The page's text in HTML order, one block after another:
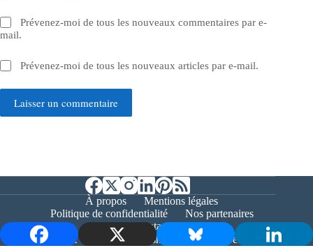
Prévenez-moi de tous les nouveaux commentaires par e-
mail.
Prévenez-moi de tous les nouveaux articles par e-mail.
Laisser un commentaire
À propos
Mentions légales
Politique de confidentialité
Nos partenaires
Contact
Copyright © 2026 - Bernieshoot.fr Journal Web